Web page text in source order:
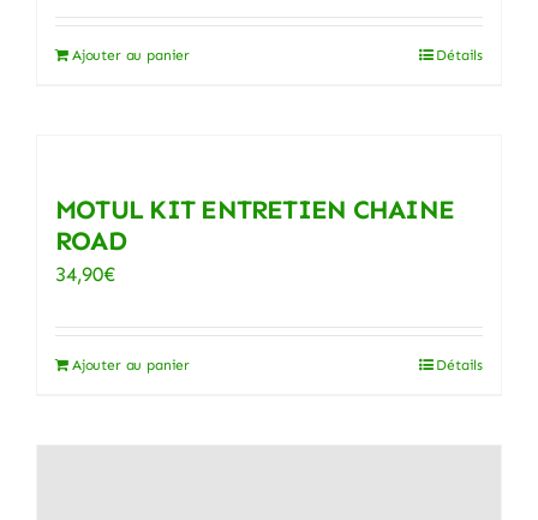
Ajouter au panier Détails
MOTUL KIT ENTRETIEN CHAINE
ROAD
34,90€
Ajouter au panier Détails